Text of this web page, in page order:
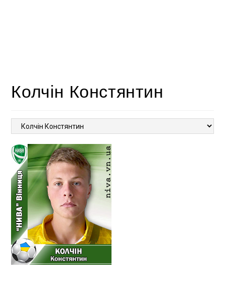
Колчін Констянтин